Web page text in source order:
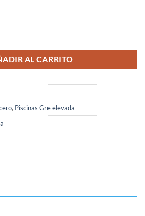
AL CARRITO
, Piscinas Gre elevada